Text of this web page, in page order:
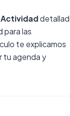
para las
te explicamos
tu agenda y